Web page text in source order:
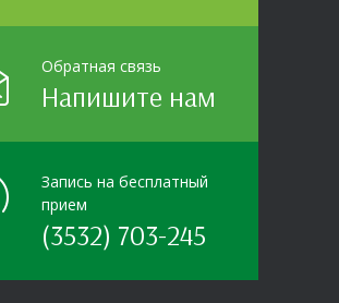
Обратная связь
Напишите нам
Запись на бесплатный
прием
(3532) 703-245